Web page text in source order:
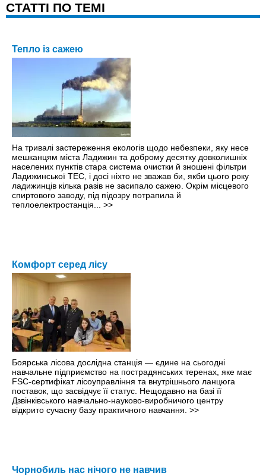
CТАТТІ ПО ТЕМІ
Тепло із сажею
На тривалі застереження екологів щодо небезпеки, яку несе
мешканцям міста Ладижин та доброму десятку довколишніх
населених пунктів стара система очистки й зношені фільтри
Ладижинської ТЕС, і досі ніхто не зважав би, якби цього року
ладижинців кілька разiв не засипало сажею. Окрім місцевого
спиртового заводу, під підозру потрапила й
теплоелектростанція... >>
Комфорт серед лісу
Боярська лісова дослідна станція — єдине на сьогодні
навчальне підприємство на пострадянських теренах, яке має
FSC-сертифікат лісоуправління та внутрішнього ланцюга
поставок, що засвідчує її статус. Нещодавно на базі її
Дзвінківського навчально-науково-виробничого центру
відкрито сучасну базу практичного навчання. >>
Чорнобиль нас нічого не навчив